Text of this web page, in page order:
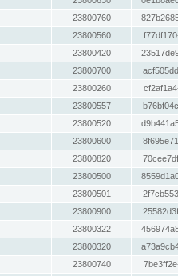
23800760
23800560
23800420
23800700
23800260
23800557
23800520
23800600
23800820
23800500
23800501
23800900
23800322
23800320
23800740